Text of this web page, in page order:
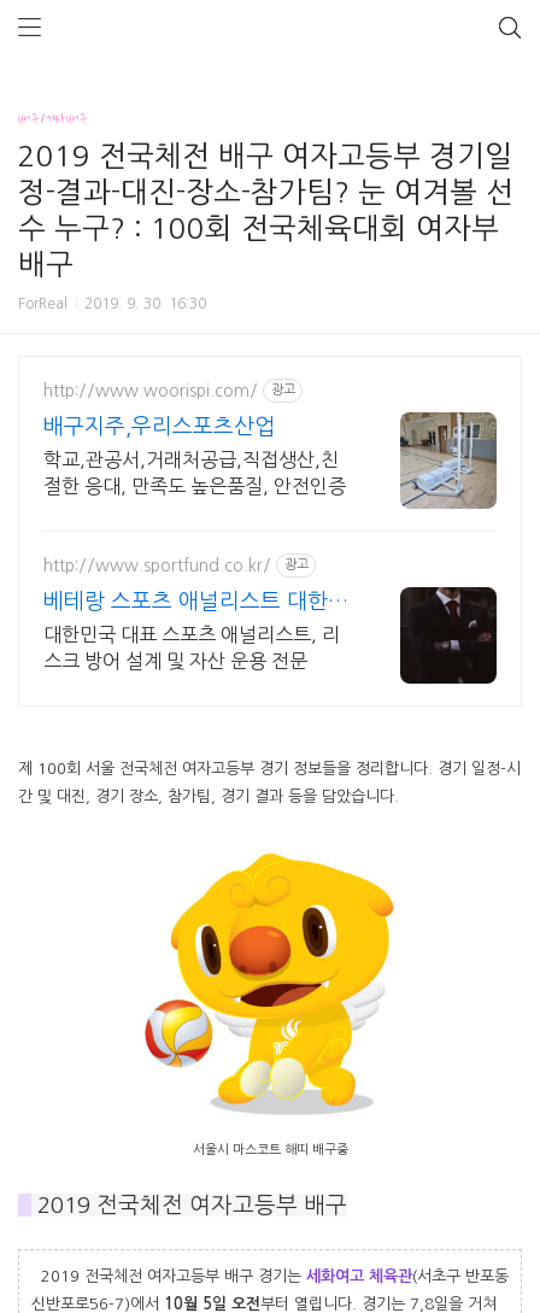
배구/기타배구
2019 전국체전 배구 여자고등부 경기일
정-결과-대진-장소-참가팀? 눈 여겨볼 선
수 누구? : 100회 전국체육대회 여자부
배구
ForReal 2019. 9. 30. 16:30
http://www.woorispi.com/ 광고
배구지주,우리스포츠산업
학교,관공서,거래처공급,직접생산,친
절한 응대, 만족도 높은품질, 안전인증
http://www.sportfund.co.kr/ 광고
베테랑 스포츠 애널리스트 대한민
국 1순위 전력 분석가
대한민국 대표 스포츠 애널리스트, 리
스크 방어 설계 및 자산 운용 전문
제 100회 서울 전국체전 여자고등부 경기 정보들을 정리합니다. 경기 일정-시
간 및 대진, 경기 장소, 참가팀, 경기 결과 등을 담았습니다.
서울시 마스코트 해띠 배구중
2019 전국체전 여자고등부 배구
2019 전국체전 여자고등부 배구 경기는 세화여고 체육관(서초구 반포동
신반포로56-7)에서
10월 5일 오전부터 열립니다. 경기는 7,8일을 거쳐